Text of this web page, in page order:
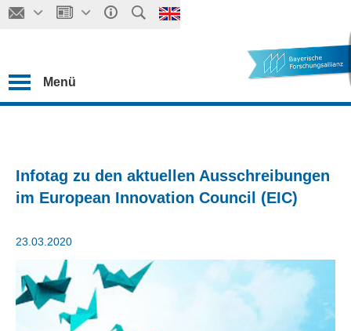
Menü
Infotag zu den aktuellen Ausschreibungen
im European Innovation Council (EIC)
23.03.2020